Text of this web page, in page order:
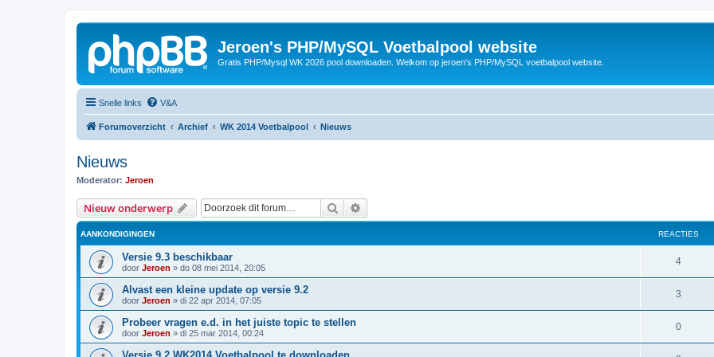
Jeroen's PHP/MySQL Voetbalpool website
Gratis PHP/Mysql WK 2026 pool downloaden. Welkom op jeroen's PHP/MySQL voetbalpool website.
Snelle links V&A
Forumoverzicht Archief WK 2014 Voetbalpool Nieuws
Nieuws
Moderator: Jeroen
Nieuw onderwerp Zoek
AANKONDIGINGEN REACTIES
Versie 9.3 beschikbaar
door Jeroen » do 08 mei 2014, 20:05
4R
e
c
t
Alvast een kleine update op versie 9.2
door Jeroen » di 22 apr 2014, 07:05
3R
e
Probeer vragen e.d. in het juiste topic te stellen
door Jeroen » di 25 mar 2014, 00:24
0R
e